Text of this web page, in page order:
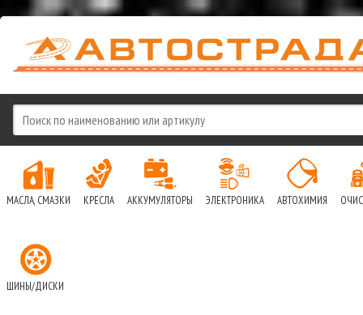
МАСЛА, СМАЗКИ КРЕСЛА АККУМУЛЯТОРЫ ЭЛЕКТРОНИКА АВТОХИМИЯ
ШИНЫ/ДИСКИ